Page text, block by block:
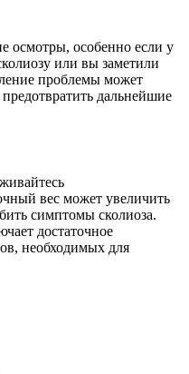
осмотры, особенно если у
или вы заметили
проблемы может
дальнейшие
вес может увеличить
симптомы сколиоза.
достаточное
необходимых для